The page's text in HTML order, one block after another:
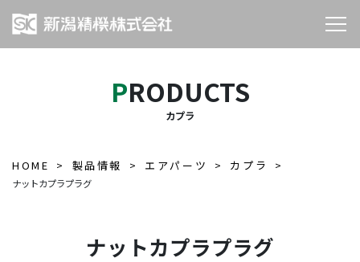
PRODUCTS
カプラ
HOME 製品情報 エアパーツ カプラ
ナットカプラプラグ
ナットカプラプラグ